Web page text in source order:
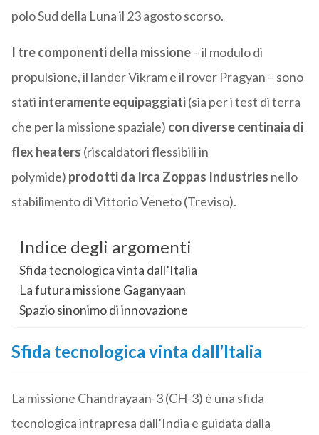
polo Sud della Luna il 23 agosto scorso.
I tre componenti della missione– il modulo di
propulsione, il lander Vikram e il rover Pragyan – sono
stati interamente equipaggiati(sia per i test di terra
che per la missione spaziale) con diverse centinaia di
flex heaters (riscaldatori flessibili in
polymide) prodotti da Irca Zoppas Industries nello
stabilimento di Vittorio Veneto (Treviso).
Indice degli argomenti
Sfida tecnologica vinta dall’Italia
La futura missione Gaganyaan
Spazio sinonimo di innovazione
Sfida tecnologica vinta dall’Italia
La missione Chandrayaan-3 (CH-3) è una sfida
tecnologica intrapresa dall’India e guidata dalla